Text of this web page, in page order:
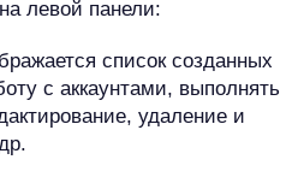
левой панели:
список созданных
с аккаунтами, выполнять
удаление и